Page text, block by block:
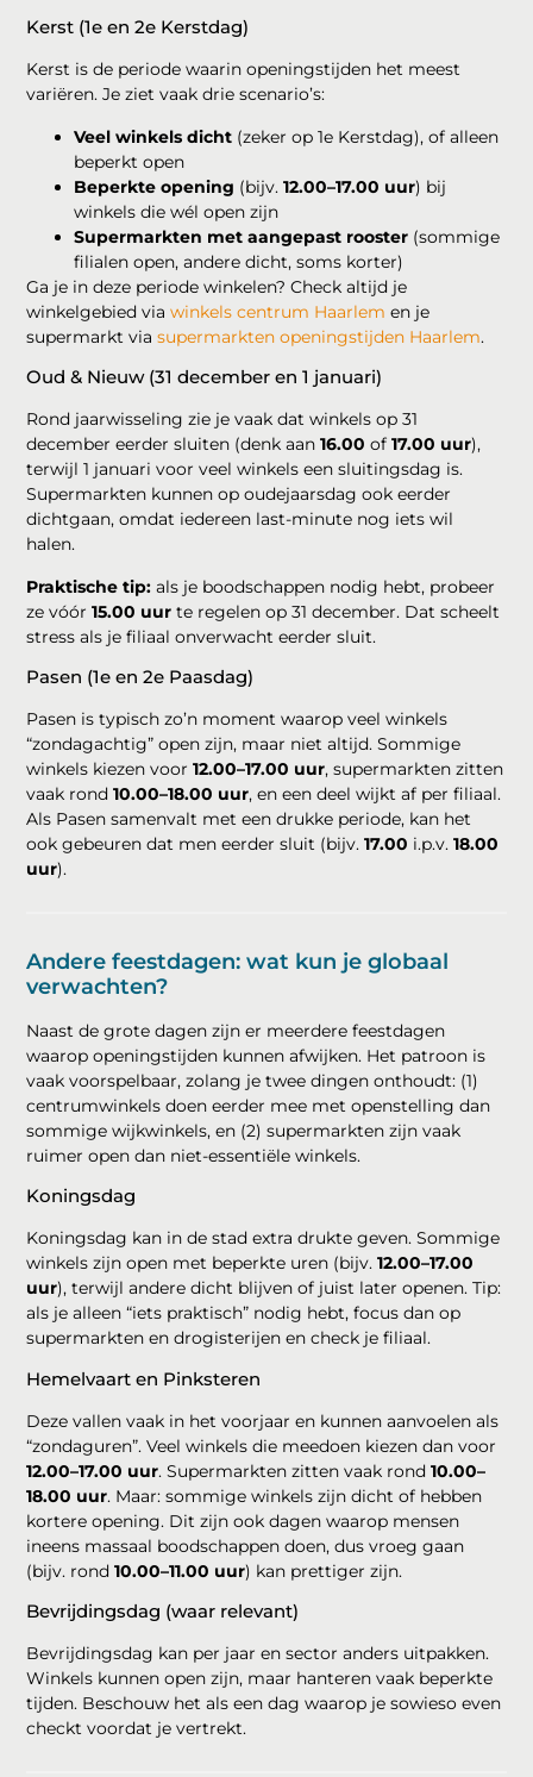
Kerst (1e en 2e Kerstdag)
Kerst is de periode waarin openingstijden het meest
variëren. Je ziet vaak drie scenario’s:
Veel winkels dicht (zeker op 1e Kerstdag), of alleen
beperkt open
Beperkte opening (bijv.12.00–17.00 uur) bij
winkels die wél open zijn
Supermarkten met aangepast rooster (sommige
filialen open, andere dicht, soms korter)
Ga je in deze periode winkelen? Check altijd je
winkelgebied viawinkels centrum Haarlem en je
supermarkt viasupermarkten openingstijden Haarlem.
Oud & Nieuw (31 december en 1 januari)
Rond jaarwisseling zie je vaak dat winkels op 31
december eerder sluiten (denk aan16.00 of17.00 uur),
terwijl 1 januari voor veel winkels een sluitingsdag is.
Supermarkten kunnen op oudejaarsdag ook eerder
dichtgaan, omdat iedereen last-minute nog iets wil
halen.
Praktische tip: als je boodschappen nodig hebt, probeer
ze vóór15.00 uur te regelen op 31 december. Dat scheelt
stress als je filiaal onverwacht eerder sluit.
Pasen (1e en 2e Paasdag)
Pasen is typisch zo’n moment waarop veel winkels
“zondagachtig” open zijn, maar niet altijd. Sommige
winkels kiezen voor12.00–17.00 uur, supermarkten zitten
vaak rond10.00–18.00 uur, en een deel wijkt af per filiaal.
Als Pasen samenvalt met een drukke periode, kan het
ook gebeuren dat men eerder sluit (bijv.17.00 i.p.v.18.00
uur).
Andere feestdagen: wat kun je globaal
verwachten?
Naast de grote dagen zijn er meerdere feestdagen
waarop openingstijden kunnen afwijken. Het patroon is
vaak voorspelbaar, zolang je twee dingen onthoudt: (1)
centrumwinkels doen eerder mee met openstelling dan
sommige wijkwinkels, en (2) supermarkten zijn vaak
ruimer open dan niet-essentiële winkels.
Koningsdag
Koningsdag kan in de stad extra drukte geven. Sommige
winkels zijn open met beperkte uren (bijv.12.00–17.00
uur), terwijl andere dicht blijven of juist later openen. Tip:
als je alleen “iets praktisch” nodig hebt, focus dan op
supermarkten en drogisterijen en check je filiaal.
Hemelvaart en Pinksteren
Deze vallen vaak in het voorjaar en kunnen aanvoelen als
“zondaguren”. Veel winkels die meedoen kiezen dan voor
12.00–17.00 uur. Supermarkten zitten vaak rond10.00–
18.00 uur. Maar: sommige winkels zijn dicht of hebben
kortere opening. Dit zijn ook dagen waarop mensen
ineens massaal boodschappen doen, dus vroeg gaan
(bijv. rond10.00–11.00 uur) kan prettiger zijn.
Bevrijdingsdag (waar relevant)
Bevrijdingsdag kan per jaar en sector anders uitpakken.
Winkels kunnen open zijn, maar hanteren vaak beperkte
tijden. Beschouw het als een dag waarop je sowieso even
checkt voordat je vertrekt.